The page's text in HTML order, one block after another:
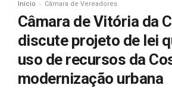
Início Câmara de Vereadores
Câmara de Vitória da
discute projeto de lei
uso de recursos da
modernização urbana